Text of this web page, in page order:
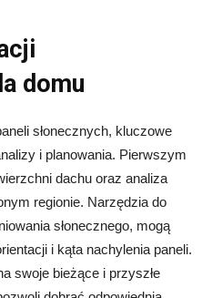
domu
słonecznych, kluczowe
i planowania. Pierwszym
dachu oraz analiza
regionie. Narzędzia do
słonecznego, mogą
i kąta nachylenia paneli.
swoje bieżące i przyszłe